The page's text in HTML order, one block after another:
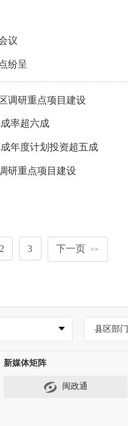
议
纷呈
调研重点项目建设
率超六成
年度计划投资超五成
研重点项目建设
2 3 下一页 >>
县区部门
新媒体矩阵
闽政通